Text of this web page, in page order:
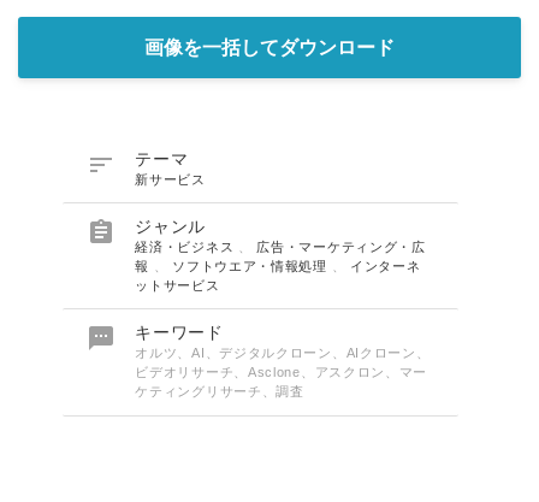
画像を一括してダウンロード
 テーマ
新サービス
 ジャンル
経済・ビジネス
広告・マーケティング・広
報
ソフトウエア・情報処理
インターネ
ットサービス
 キーワード
オルツ、AI、デジタルクローン、AIクローン、
ビデオリサーチ、Asclone、アスクロン、マー
ケティングリサーチ、調査